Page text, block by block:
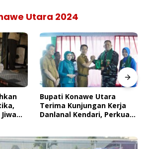
Utara 2024
Bupati Konawe Utara
Terima Kunjungan Kerja
Danlanal Kendari, Perkuat